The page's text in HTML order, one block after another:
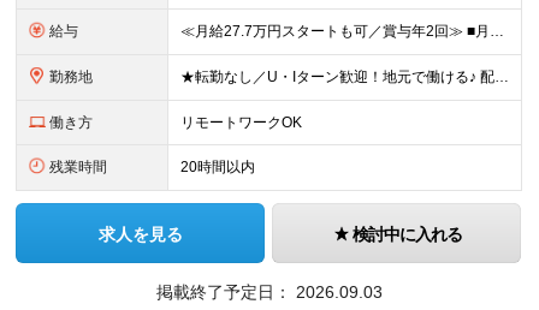
給与 ≪月給27.7万円スタートも可／賞与年2回≫ ■月給21万円～27.7万円＋各種手当＋賞与年2回 ※給与は勤務地に応じて変更します ※年齢や経験・スキルなどを考慮して決定します ※時間外手当は全額支給
勤務地 ★転勤なし／U・Iターン歓迎！地元で働ける♪ 配属先：東京・神奈川・千葉・長野・石川・大阪・福岡・札幌・愛知・広島にある『NTTドコモ』グループ 《勤務地一覧》 ■東京 ・東京都新宿区新宿4-1-6
働き方 リモートワークOK
残業時間 20時間以内
求人を見る 検討中に入れる
掲載終了予定日： 2026.09.03